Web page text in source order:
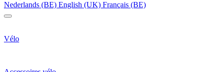
Nederlands (BE) English (UK) Français (BE)
Vélo